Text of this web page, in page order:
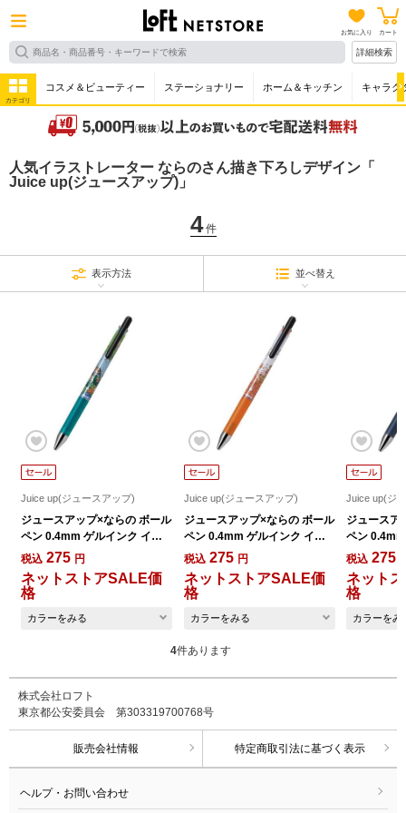
お気に入り カート
詳細検索
カテゴリ
コスメ＆ビューティー ステーショナリー ホーム＆キッチン キャラク
人気イラストレーター ならのさん描き下ろしデザイン「
Juice up(ジュースアップ)」
4件
表示方法 並べ替え
Juice up(ジュースアップ)
ジュースアップ×ならの ボール
ペン 0.4mm ゲルインク イロ
とインキの旅 グリーン
税込 275 円
ネットストアSALE価
格
カラーをみる
Juice up(ジュースアップ)
ジュースアップ×ならの ボール
ペン 0.4mm ゲルインク イロ
とインキの旅 オレンジ
税込 275 円
ネットストアSALE価
格
カラーをみる
Juice up(ジ
ジュースア
ペン
とインキの
税込 275
ネット
格
カラーをみ
4件あります
株式会社ロフト
東京都公安委員会 第303319700768号
販売会社情報 特定商取引法に基づく表示
ヘルプ・お問い合わせ